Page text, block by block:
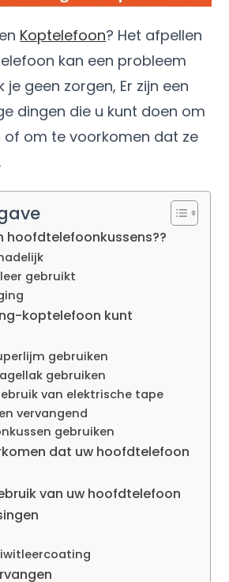
Koptelefoon? Het afpellen
kan een probleem
geen zorgen, Er zijn een
dingen die u kunt doen om
of om te voorkomen dat ze
hoofdtelefoonkussens??
gebruikt
koptelefoon kunt
gebruiken
gebruiken
van elektrische tape
vervangend
gebruiken
dat uw hoofdtelefoon
van uw hoofdtelefoon